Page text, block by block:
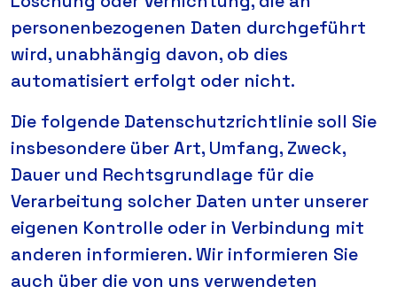
personenbezogenen Daten durchgeführt
wird, unabhängig davon, ob dies
automatisiert erfolgt oder nicht.
Die folgende Datenschutzrichtlinie soll Sie
insbesondere über Art, Umfang, Zweck,
Dauer und Rechtsgrundlage für die
Verarbeitung solcher Daten unter unserer
eigenen Kontrolle oder in Verbindung mit
anderen informieren. Wir informieren Sie
auch über die von uns verwendeten